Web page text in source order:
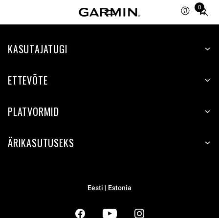
0
Total
items
cart:
KASUTAJATUGI
ETTEVÕTE
PLATVORMID
ÄRIKASUTUSEKS
Eesti | Estonia